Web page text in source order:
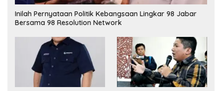
Inilah Pernyataan Politik Kebangsaan Lingkar 98 Jabar
Bersama 98 Resolution Network